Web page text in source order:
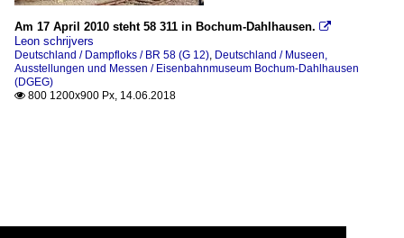
Am 17 April 2010 steht 58 311 in Bochum-Dahlhausen. 
Leon schrijvers
Deutschland / Dampfloks / BR 58 (G 12) Deutschland / Museen,
Ausstellungen und Messen / Eisenbahnmuseum Bochum-Dahlhausen
(DGEG)
 800 1200x900 Px, 14.06.2018